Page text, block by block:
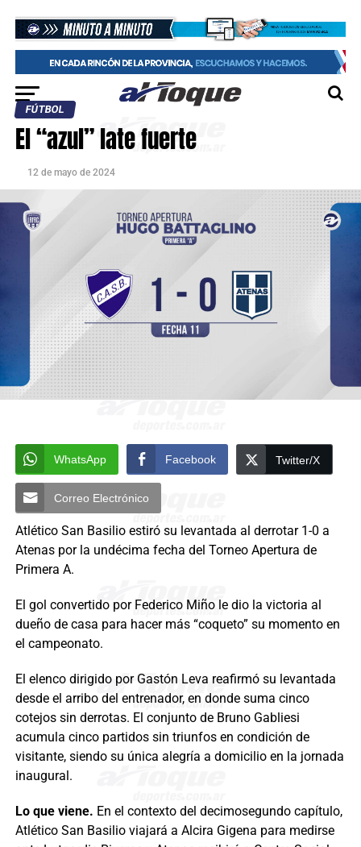
FÚTBOL
El “azul” late fuerte
12 de mayo de 2024
WhatsApp Facebook Twitter/X
Correo Electrónico
Atlético San Basilio estiró su levantada al derrotar 1-0 a
Atenas por la undécima fecha del Torneo Apertura de
Primera A.
El gol convertido por Federico Miño le dio la victoria al
dueño de casa para hacer más “coqueto” su momento en
el campeonato.
El elenco dirigido por Gastón Leva reafirmó su levantada
desde el arribo del entrenador, en donde suma cinco
cotejos sin derrotas. El conjunto de Bruno Gabliesi
acumula cinco partidos sin triunfos en condición de
visitante, siendo su única alegría a domicilio en la jornada
inaugural.
Lo que viene. En el contexto del decimosegundo capítulo,
Atlético San Basilio viajará a Alcira Gigena para medirse